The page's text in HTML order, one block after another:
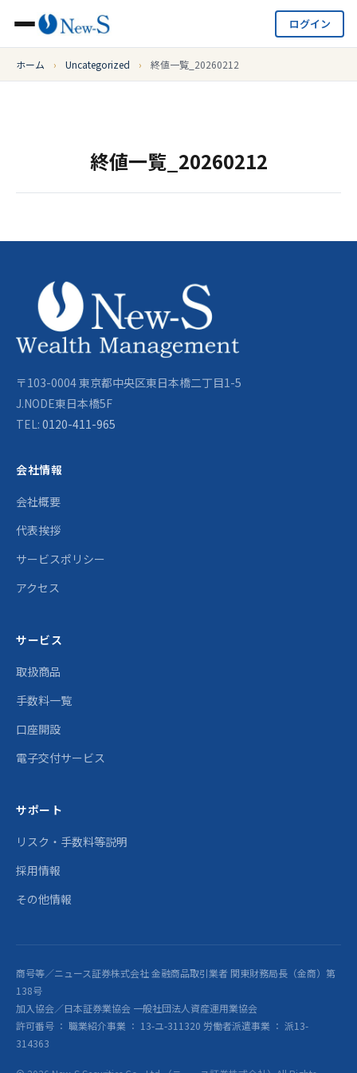
ログイン
ホーム › Uncategorized › 終値一覧_20260212
終値一覧_20260212
〒103-0004 東京都中央区東日本橋二丁目1-5
J.NODE東日本橋5F
TEL: 0120-411-965
会社情報
会社概要
代表挨拶
サービスポリシー
アクセス
サービス
取扱商品
手数料一覧
口座開設
電子交付サービス
サポート
リスク・手数料等説明
採用情報
その他情報
商号等／ニュース証券株式会社 金融商品取引業者 関東財務局長（金商）第
138号
加入協会／日本証券業協会 一般社団法人資産運用業協会
許可番号 ： 職業紹介事業 ： 13-ユ-311320 労働者派遣事業 ： 派13-
314363